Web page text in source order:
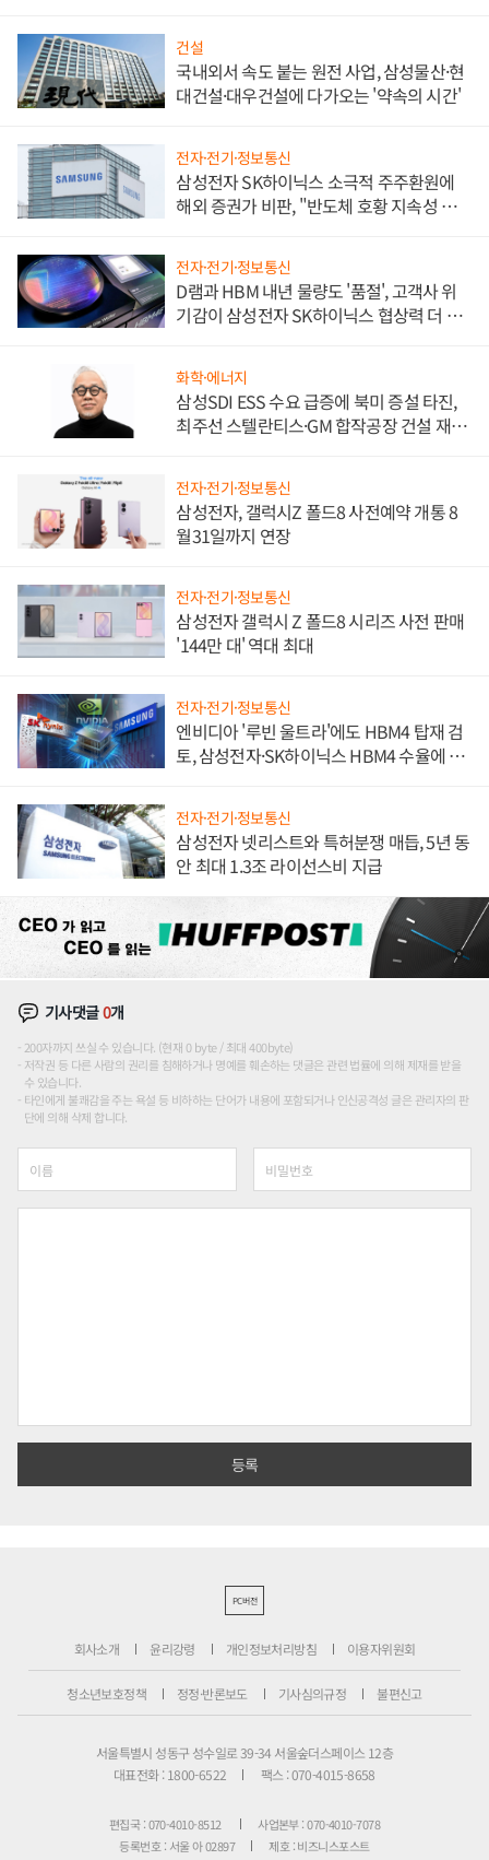
건설
국내외서 속도 붙는 원전 사업, 삼성물산·현
대건설·대우건설에 다가오는 '약속의 시간'
전자·전기·정보통신
삼성전자 SK하이닉스 소극적 주주환원에
해외 증권가 비판, "반도체 호황 지속성 의
전자·전기·정보통신
D램과 HBM 내년 물량도 '품절', 고객사 위
기감이 삼성전자 SK하이닉스 협상력 더 키
화학·에너지
삼성SDI ESS 수요 급증에 북미 증설 타진,
최주선 스텔란티스·GM 합작공장 건설 재추
전자·전기·정보통신
삼성전자, 갤럭시Z 폴드8 사전예약 개통 8
월31일까지 연장
전자·전기·정보통신
삼성전자 갤럭시 Z 폴드8 시리즈 사전 판매
'144만 대' 역대 최대
전자·전기·정보통신
엔비디아 '루빈 울트라'에도 HBM4 탑재 검
토, 삼성전자·SK하이닉스 HBM4 수율에 주
전자·전기·정보통신
삼성전자 넷리스트와 특허분쟁 매듭, 5년 동
안 최대 1.3조 라이선스비 지급
기사댓글0개
200자까지 쓰실 수 있습니다. (현재 0 byte / 최대 400byte)
저작권 등 다른 사람의 권리를 침해하거나 명예를 훼손하는 댓글은 관련 법률에 의해 제재를 받을
수 있습니다.
타인에게 불쾌감을 주는 욕설 등 비하하는 단어가 내용에 포함되거나 인신공격성 글은 관리자의 판
단에 의해 삭제 합니다.
PC버전
회사소개 윤리강령 개인정보처리방침 이용자위원회
청소년보호정책 정정·반론보도 기사심의규정 불편신고
서울특별시 성동구 성수일로 39-34 서울숲더스페이스 12층
대표전화 : 1800-6522
팩스 : 070-4015-8658
편집국 : 070-4010-8512
사업본부 : 070-4010-7078
등록번호 : 서울 아 02897
제호 : 비즈니스포스트